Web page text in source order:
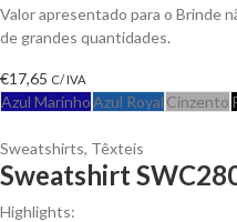
Valor apresentado para o Brinde
de grandes quantidades.
€17,65 C/ IVA
Azul MarinhoAzul Royal Cinzento
Sweatshirts, Têxteis
Sweatshirt
Highlights: